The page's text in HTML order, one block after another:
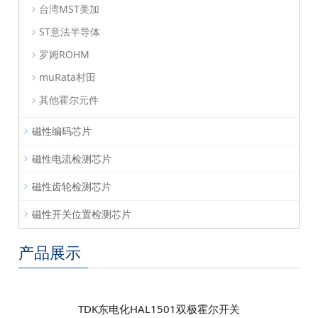
台湾MST美加
ST意法半导体
罗姆ROHM
muRata村田
其他霍尔元件
磁性编码芯片
磁性电流检测芯片
磁性齿轮检测芯片
磁性开关位置检测芯片
产品展示
TDK东电化HAL1501双极霍尔开关